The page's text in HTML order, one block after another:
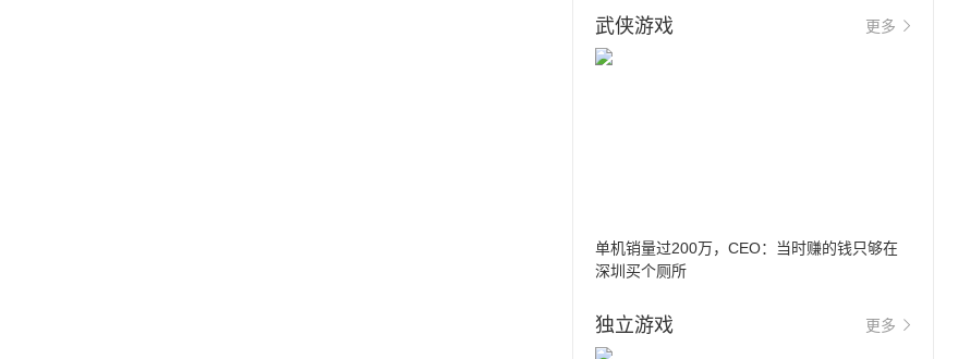
武侠游戏 更多
单机销量过200万，CEO：当时赚的钱只够在
深圳买个厕所
独立游戏 更多